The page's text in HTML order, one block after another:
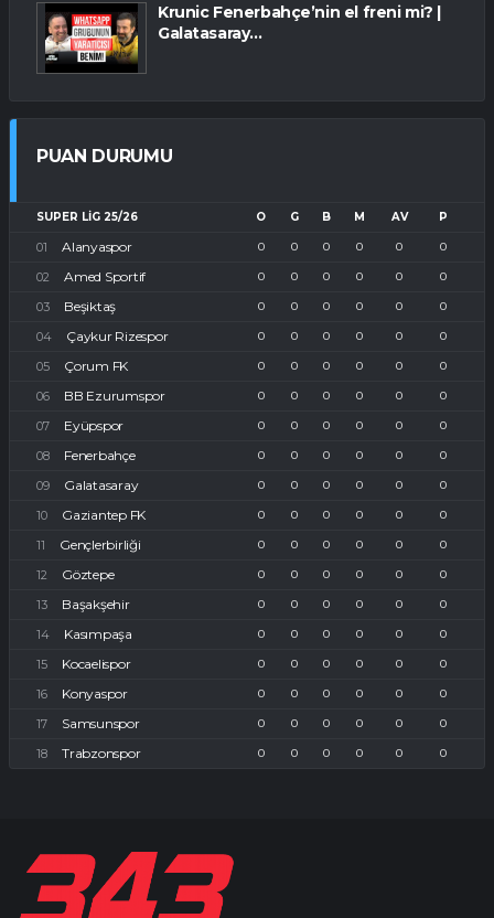
Krunic Fenerbahçe’nin el freni mi? |
Galatasaray...
PUAN DURUMU
SUPER LIG 25/26 O G B M AV P
Alanyaspor 0 0 0 0 0 0
Amed Sportif 0 0 0 0 0 0
Beşiktaş 0 0 0 0 0 0
Çaykur Rizespor 0 0 0 0 0 0
Çorum FK 0 0 0 0 0 0
BB Ezurumspor 0 0 0 0 0 0
Eyüpspor 0 0 0 0 0 0
Fenerbahçe 0 0 0 0 0 0
Galatasaray 0 0 0 0 0 0
Gaziantep FK 0 0 0 0 0 0
Gençlerbirliği 0 0 0 0 0 0
Göztepe 0 0 0 0 0 0
Başakşehir 0 0 0 0 0 0
Kasımpaşa 0 0 0 0 0 0
Kocaelispor 0 0 0 0 0 0
Konyaspor 0 0 0 0 0 0
Samsunspor 0 0 0 0 0 0
Trabzonspor 0 0 0 0 0 0